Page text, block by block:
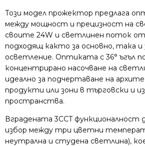
Този модел прожектор предлага
между мощност и прецизност на
своите 24W и светлинен поток от
подходящ както за основно, така и
осветление. Оптиката с 36° ъгъл
концентрирано насочване на
идеално за подчертаване на
продукти или зони в търговски и
пространства.
Вградената 3CCT функционалност
избор между три цветни
неутрална и студена светлина),